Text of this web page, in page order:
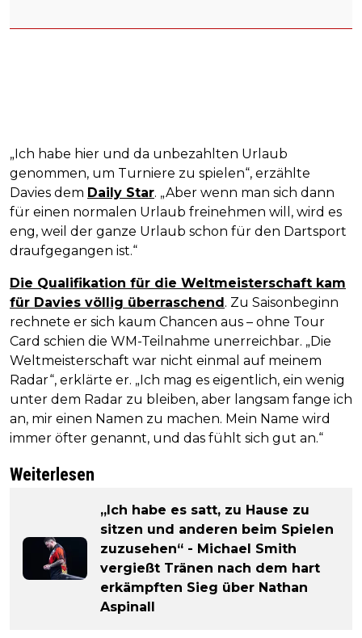
„Ich habe hier und da unbezahlten Urlaub
genommen, um Turniere zu spielen“, erzählte
Davies dem Daily Star. „Aber wenn man sich dann
für einen normalen Urlaub freinehmen will, wird es
eng, weil der ganze Urlaub schon für den Dartsport
draufgegangen ist.“
Die Qualifikation für die Weltmeisterschaft kam
für Davies völlig überraschend. Zu Saisonbeginn
rechnete er sich kaum Chancen aus – ohne Tour
Card schien die WM-Teilnahme unerreichbar. „Die
Weltmeisterschaft war nicht einmal auf meinem
Radar“, erklärte er. „Ich mag es eigentlich, ein wenig
unter dem Radar zu bleiben, aber langsam fange ich
an, mir einen Namen zu machen. Mein Name wird
immer öfter genannt, und das fühlt sich gut an.“
Weiterlesen
„Ich habe es satt, zu Hause zu
sitzen und anderen beim Spielen
zuzusehen“ - Michael Smith
vergießt Tränen nach dem hart
erkämpften Sieg über Nathan
Aspinall